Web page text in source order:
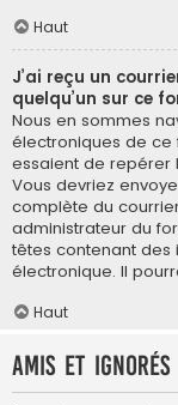
Haut
J’ai reçu un
quelqu’un sur ce
Nous en sommes
électroniques de ce
essaient de repérer
Vous devriez
complète du
administrateur du
têtes contenant des
électronique. Il
Haut
Amis et ignorés